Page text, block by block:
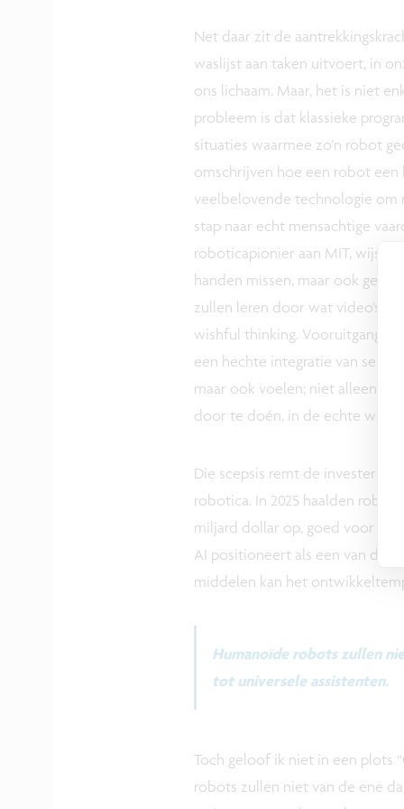
Net daar zit de
waslijst aan taken uitvoert, in
ons lichaam. Maar, het is niet
probleem is dat klassieke
situaties waarmee zo’n robot
omschrijven hoe een robot een
veelbelovende technologie om
stap naar echt mensachtige
roboticapionier aan MIT, wijst
handen missen, maar ook
zullen leren door wat video’s
wishful thinking. Vooruitgang
een hechte integratie van
maar ook voelen; niet alleen
door te doén, in de echte
Die scepsis remt de
robotica. In 2025 haalden
miljard dollar op, goed voor 9%
AI positioneert als een van de
middelen kan het
Humanoïde robots zullen
tot universele assistenten.
Toch geloof ik niet in een plots
robots zullen niet van de ene